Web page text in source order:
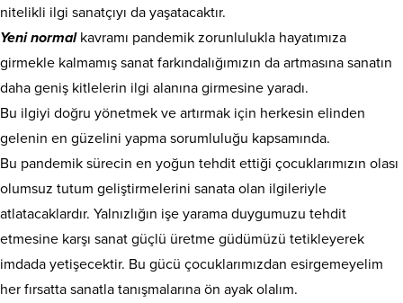
nitelikli ilgi sanatçıyı da yaşatacaktır.
Yeni normalkavramı pandemik zorunlulukla hayatımıza
girmekle kalmamış sanat farkındalığımızın da artmasına sanatın
daha geniş kitlelerin ilgi alanına girmesine yaradı.
Bu ilgiyi doğru yönetmek ve artırmak için herkesin elinden
gelenin en güzelini yapma sorumluluğu kapsamında.
Bu pandemik sürecin en yoğun tehdit ettiği çocuklarımızın olası
olumsuz tutum geliştirmelerini sanata olan ilgileriyle
atlatacaklardır. Yalnızlığın işe yarama duygumuzu tehdit
etmesine karşı sanat güçlü üretme güdümüzü tetikleyerek
imdada yetişecektir. Bu gücü çocuklarımızdan esirgemeyelim
her fırsatta sanatla tanışmalarına ön ayak olalım.